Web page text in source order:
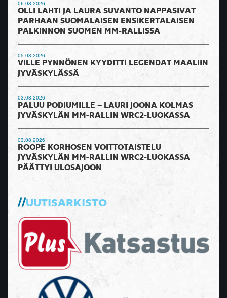
06.08.2026
OLLI LAHTI JA LAURA SUVANTO NAPPASIVAT
PARHAAN SUOMALAISEN ENSIKERTALAISEN
PALKINNON SUOMEN MM-RALLISSA
05.08.2026
VILLE PYNNÖNEN KYYDITTI LEGENDAT MAALIIN
JYVÄSKYLÄSSÄ
03.08.2026
PALUU PODIUMILLE – LAURI JOONA KOLMAS
JYVÄSKYLÄN MM-RALLIN WRC2-LUOKASSA
03.08.2026
ROOPE KORHOSEN VOITTOTAISTELU
JYVÄSKYLÄN MM-RALLIN WRC2-LUOKASSA
PÄÄTTYI ULOSAJOON
UUTISARKISTO